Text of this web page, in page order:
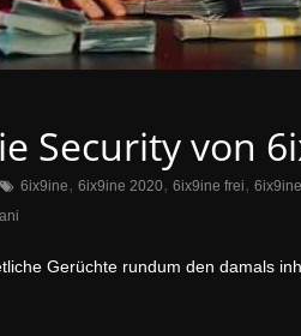
Security von
6ix9ine, 6ix9ine 2020, 6ix9ine frei,
Gerüchte rundum den damals